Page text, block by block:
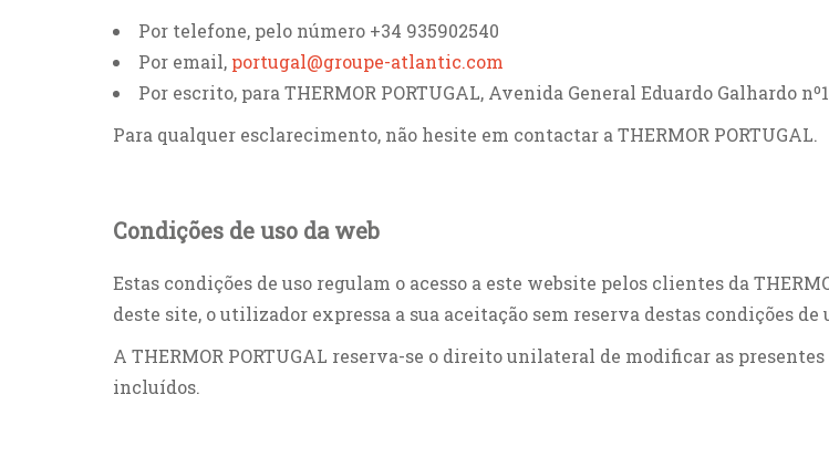
Por telefone, pelo número +34 935902540
Por email, portugal@groupe-atlantic.com
Por escrito, para THERMOR PORTUGAL, Avenida General Eduardo Galhardo
Para qualquer esclarecimento, não hesite em contactar a THERMOR PORTUGAL.
Condições de uso da web
Estas condições de uso regulam o acesso a este website pelos clientes da
deste site, o utilizador expressa a sua aceitação sem reserva destas condições de
A THERMOR PORTUGAL reserva-se o direito unilateral de modificar as
incluídos.